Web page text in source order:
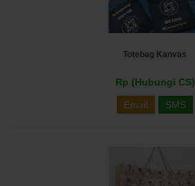
Totebag Kanvas
Rp (Hubungi CS)
Email SMS